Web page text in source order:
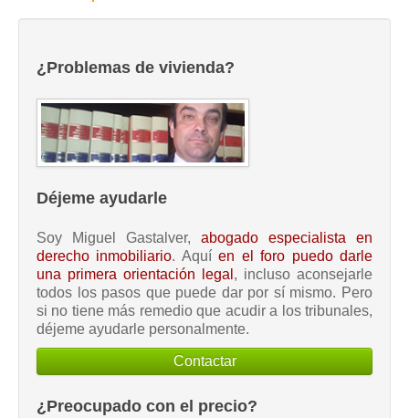
¿Problemas de vivienda?
Déjeme ayudarle
Soy Miguel Gastalver, abogado especialista en
derecho inmobiliario. Aquíen el foro puedo darle
una primera orientación legal , incluso aconsejarle
todos los pasos que puede dar por sí mismo. Pero
si no tiene más remedio que acudir a los tribunales,
déjeme ayudarle personalmente.
Contactar
¿Preocupado con el precio?